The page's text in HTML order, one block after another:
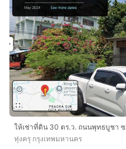
ให้เช่าที่ดิน 30 ตร.ว. ถนนพุทธบูชา
ทุ่งครุ กรุงเทพมหานคร